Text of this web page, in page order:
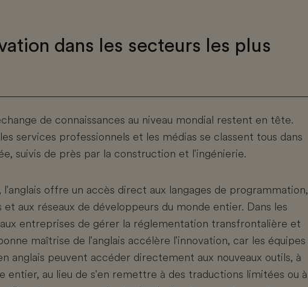
dans les secteurs les plus
de connaissances au niveau mondial restent en tête.
services professionnels et les médias se classent tous dans
suivis de près par la construction et l'ingénierie.
l'anglais offre un accès direct aux langages de programmation,
aux réseaux de développeurs du monde entier. Dans les
entreprises de gérer la réglementation transfrontalière et
maîtrise de l'anglais accélère l'innovation, car les équipes
anglais peuvent accéder directement aux nouveaux outils, à
entier, au lieu de s'en remettre à des traductions limitées ou à